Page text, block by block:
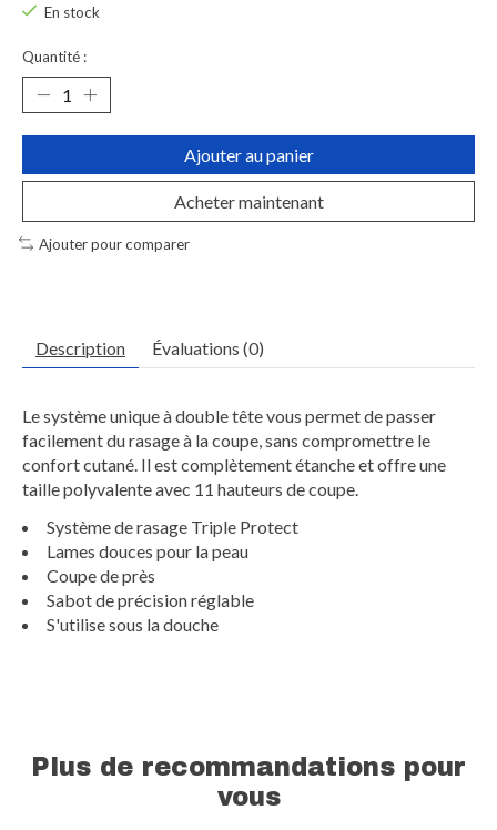
En stock
Quantité :
Ajouter au panier
Acheter maintenant
Ajouter pour comparer
Description Évaluations (0)
Le système unique à double tête vous permet de passer
facilement du rasage à la coupe, sans compromettre le
confort cutané. Il est complètement étanche et offre une
taille polyvalente avec 11 hauteurs de coupe.
Système de rasage Triple Protect
Lames douces pour la peau
Coupe de près
Sabot de précision réglable
S'utilise sous la douche
Plus de recommandations pour
vous